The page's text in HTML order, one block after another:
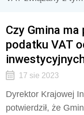
Czy Gmina
podatku VAT
17 sie 2023
Dyrektor Krajowej
potwierdził, że